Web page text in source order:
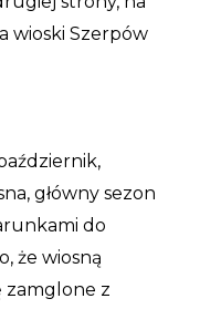
wioski Szerpów
główny sezon
do
że wiosną
zamglone z